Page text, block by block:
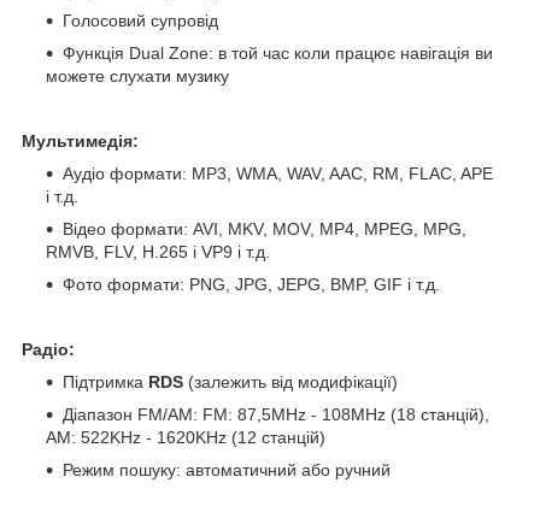
Голосовий супровід
Функція Dual Zone: в той час коли працює навігація ви
можете слухати музику
Мультимедія:
Аудіо формати: MP3, WMA, WAV, AAC, RM, FLAC, APE
і т.д.
Відео формати: AVI, MKV, MOV, MP4, MPEG, MPG,
RMVB, FLV, H.265 і VP9 і т.д.
Фото формати: PNG, JPG, JEPG, BMP, GIF і т.д.
Радіо:
Підтримка RDS (залежить від модифікації)
Діапазон FM/AM: FM: 87,5MHz - 108MHz (18 станцій),
АМ: 522KHz - 1620KHz (12 станцій)
Режим пошуку: автоматичний або ручний